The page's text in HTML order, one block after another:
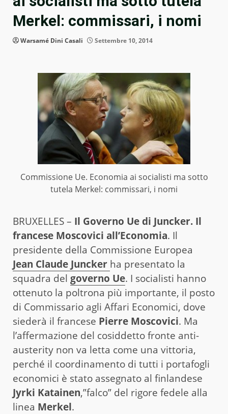
Merkel: commissari, i nomi
Warsamé Dini Casali Settembre 10, 2014
Commissione Ue. Economia ai socialisti ma sotto
tutela Merkel: commissari, i nomi
BRUXELLES – Il Governo Ue di Juncker. Il
francese Moscovici all’Economia. Il
presidente della Commissione Europea
Jean Claude Juncker ha presentato la
squadra del governo Ue. I socialisti hanno
ottenuto la poltrona più importante, il posto
di Commissario agli Affari Economici, dove
siederà il francese Pierre Moscovici. Ma
l’affermazione del cosiddetto fronte anti-
austerity non va letta come una vittoria,
perché il coordinamento di tutti i portafogli
economici è stato assegnato al finlandese
Jyrki Katainen,”falco” del rigore fedele alla
linea Merkel.